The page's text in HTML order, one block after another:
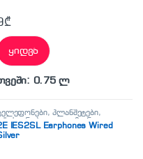
₾
ყიდვა
0.75 ლ
პლანშეტები,
,
IES2SL Earphones Wired